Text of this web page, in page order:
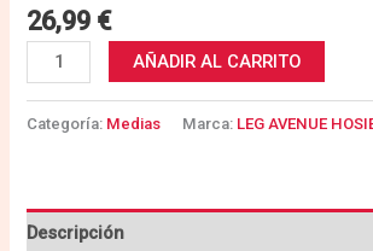
26,99 €
AÑADIR AL CARRITO
Categoría: Medias Marca: LEG AVENUE
Descripción